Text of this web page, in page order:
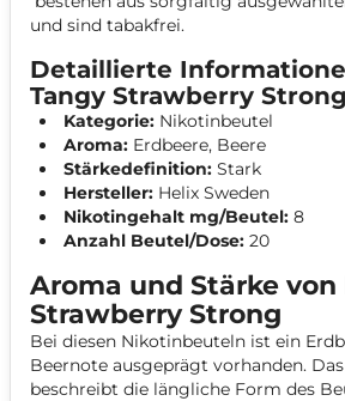
und sind tabakfrei.
Detaillierte
Tangy Strawberry
Kategorie: Nikotinbeutel
Aroma: Erdbeere, Beere
Stärkedefinition: Stark
Hersteller: Helix Sweden
Nikotingehalt mg/Beutel: 8
Anzahl Beutel/Dose: 20
Aroma und Stärke von
Strawberry Strong
Bei diesen Nikotinbeuteln ist ein
Beernote ausgeprägt vorhanden.
beschreibt die längliche Form des